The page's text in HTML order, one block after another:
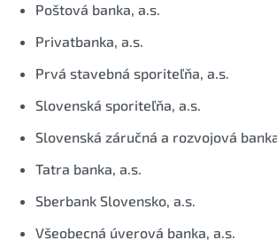
Poštová banka, a.s.
Privatbanka, a.s.
Prvá stavebná sporiteľňa, a.s.
Slovenská sporiteľňa, a.s.
Slovenská záručná a rozvojová
Tatra banka, a.s.
Sberbank Slovensko, a.s.
Všeobecná úverová banka, a.s.